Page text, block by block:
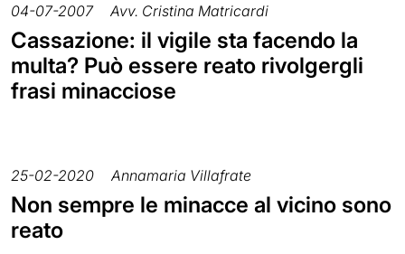
04-07-2007 Avv. Cristina Matricardi
Cassazione: il vigile sta facendo la
multa? Può essere reato rivolgergli
frasi minacciose
25-02-2020 Annamaria Villafrate
Non sempre le minacce al vicino sono
reato